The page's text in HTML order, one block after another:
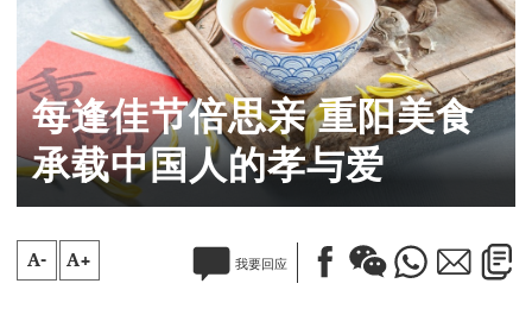
每逢佳节倍思亲 重阳美食
承载中国人的孝与爱
A- A+ 我要回应